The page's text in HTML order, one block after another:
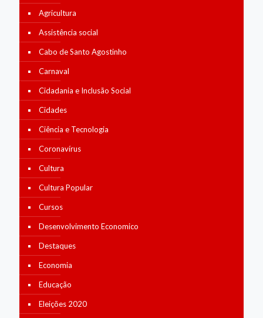
Agricultura
Assistência social
Cabo de Santo Agostinho
Carnaval
Cidadania e Inclusão Social
Cidades
Ciência e Tecnologia
Coronavírus
Cultura
Cultura Popular
Cursos
Desenvolvimento Economico
Destaques
Economia
Educação
Eleições 2020